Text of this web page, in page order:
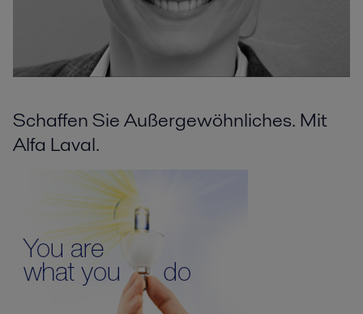
Schaffen Sie Außergewöhnliches. Mit
Alfa Laval.